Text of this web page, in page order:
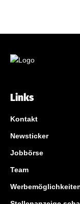
Links
Kontakt
Newsticker
Jobbörse
Team